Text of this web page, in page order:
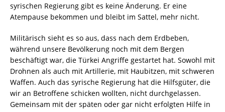
syrischen Regierung gibt es keine Änderung. Er eine
Atempause bekommen und bleibt im Sattel, mehr nicht.
Militärisch sieht es so aus, dass nach dem Erdbeben,
während unsere Bevölkerung noch mit dem Bergen
beschäftigt war, die Türkei Angriffe gestartet hat. Sowohl mit
Drohnen als auch mit Artillerie, mit Haubitzen, mit schweren
Waffen. Auch das syrische Regierung hat die Hilfsgüter, die
wir an Betroffene schicken wollten, nicht durchgelassen.
Gemeinsam mit der späten oder gar nicht erfolgten Hilfe in